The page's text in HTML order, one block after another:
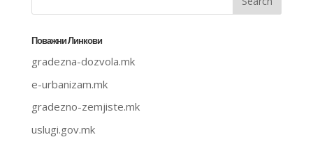
Поважни Линкови
gradezna-dozvola.mk
e-urbanizam.mk
gradezno-zemjiste.mk
uslugi.gov.mk